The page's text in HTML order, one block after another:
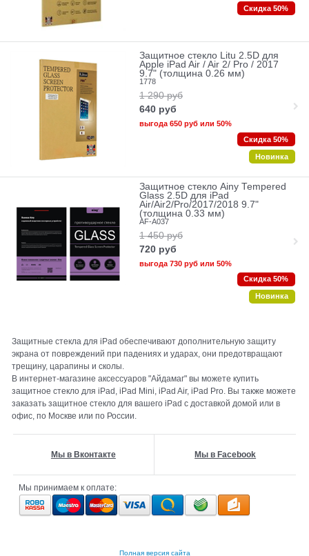
Скидка 50%
Защитное стекло Litu 2.5D для
Apple iPad Air / Air 2/ Pro / 2017
9.7" (толщина 0.26 мм)
1778
1 290 руб
640 руб
выгода 650 рубили 50%
Скидка 50%
Новинка
Защитное стекло Ainy Tempered
Glass 2.5D для iPad
Air/Air2/Pro/2017/2018 9.7"
(толщина 0.33 мм)
AF-A037
1 450 руб
720 руб
выгода 730 рубили 50%
Скидка 50%
Новинка
Защитные стекла для iPad обеспечивают дополнительную защиту
экрана от повреждений при падениях и ударах, они предотвращают
трещину, царапины и сколы.
В интернет-магазине аксессуаров "Айдамаг" вы можете купить
защитное стекло для iPad, iPad Mini, iPad Air, iPad Pro. Вы также можете
заказать защитное стекло для вашего iPad с доставкой домой или в
офис, по Москве или по России.
Мы в Вконтакте Мы в Facebook
Мы принимаем к оплате:
Полная версия сайта